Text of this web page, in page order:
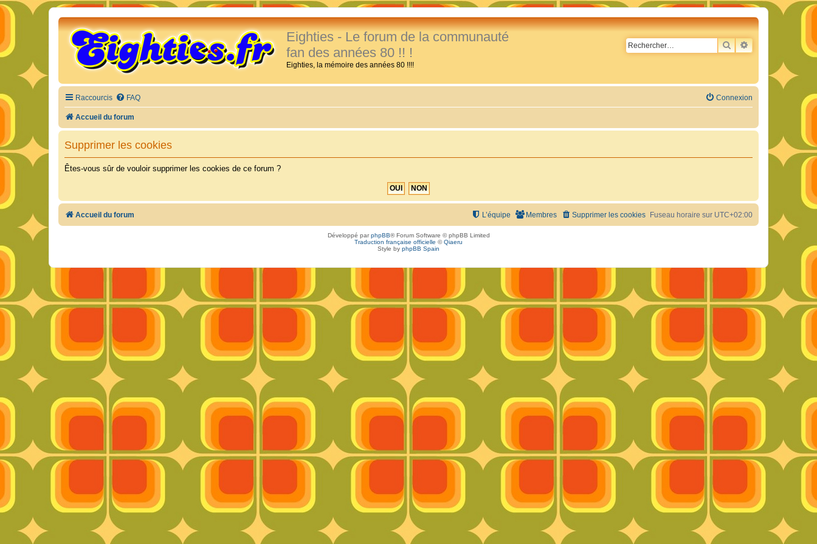
Eighties - Le forum de la communauté
fan des années 80 !! !
Eighties, la mémoire des années 80 !!!!
RECHERCHER
RECHERCHE
Raccourcis FAQ Connexion
Accueil du forum
Supprimer les cookies
Êtes-vous sûr de vouloir supprimer les cookies de ce forum ?
Accueil du forum Fuseau horaire sur UTC+02:00
Supprimer les cookies
Membres
L’équipe
Développé parphpBB® Forum Software © phpBB Limited
Traduction française officielle ©Qiaeru
Style by phpBB Spain